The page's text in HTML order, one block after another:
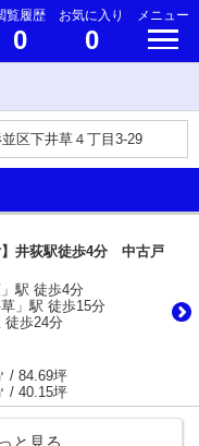
覧履歴
0
お気に入り
0
メニュー
区下井草４丁目3-29
】井荻駅徒歩4分 中古戸
駅 徒歩4分
」駅 徒歩15分
徒歩24分
/ 84.69坪
/ 40.15坪
と見る